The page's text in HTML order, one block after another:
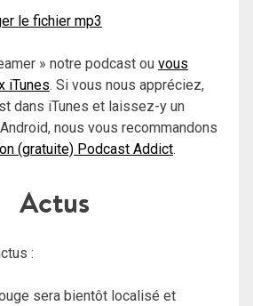
le fichier mp3
» notre podcast ou vous
iTunes. Si vous nous appréciez,
dans iTunes et laissez-y un
nous vous recommandons
(gratuite) Podcast Addict.
Actus
:
sera bientôt localisé et